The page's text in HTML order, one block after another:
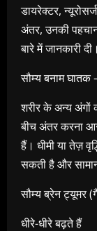
डायरेक्टर,
अंतर, उनकी
बारे में जानकारी दी।
सौम्य बनाम
शरीर के अन्य अंगों
बीच अंतर करना
हैं। धीमी या तेज़
सकती है और
सौम्य ब्रेन ट्यूमर
धीरे-धीरे बढ़ते हैं